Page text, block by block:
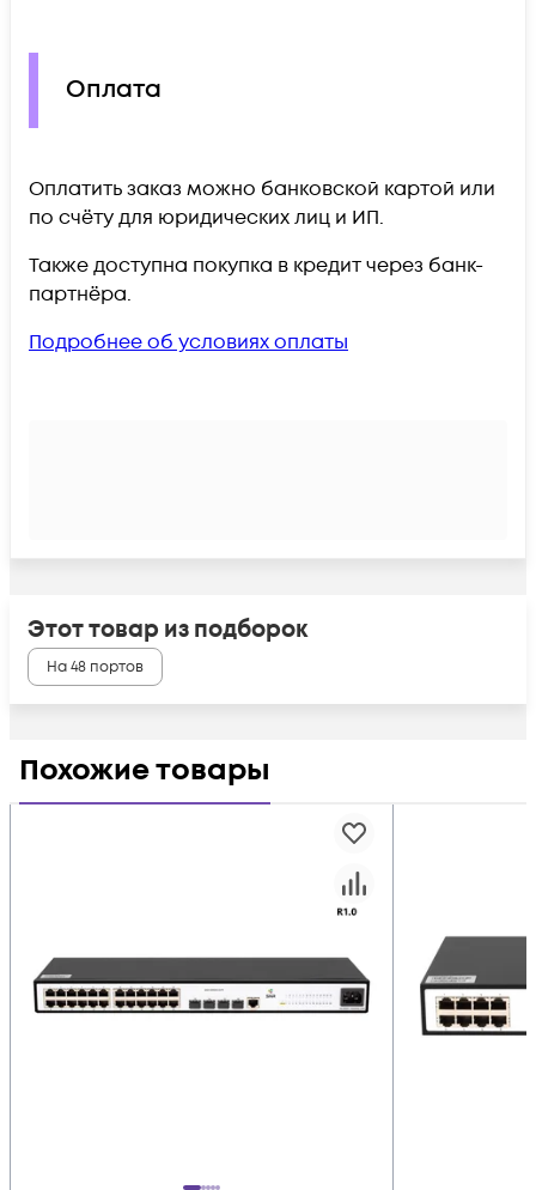
Оплата
Оплатить заказ можно банковской картой или
по счёту для юридических лиц и ИП.
Также доступна покупка в кредит через банк-
партнёра.
Подробнее об условиях оплаты
Этот товар из подборок
На 48 портов
Похожие товары